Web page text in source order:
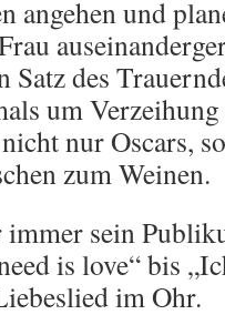
angehen und
Satz des
um
nur Oscars,
zum Weinen.
immer sein
is love“ bis
im Ohr.